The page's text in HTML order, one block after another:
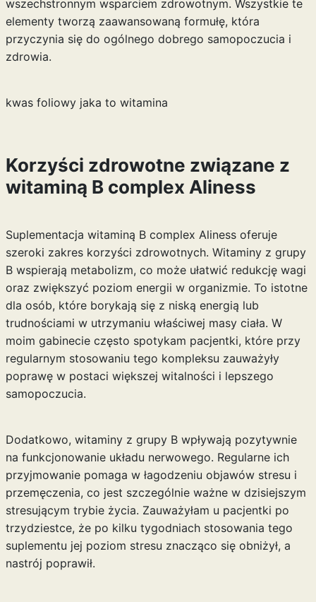
wszechstronnym wsparciem zdrowotnym. Wszystkie te
elementy tworzą zaawansowaną formułę, która
przyczynia się do ogólnego dobrego samopoczucia i
zdrowia.
kwas foliowy jaka to witamina
Korzyści zdrowotne związane z
witaminą B complex Aliness
Suplementacja witaminą B complex Aliness oferuje
szeroki zakres korzyści zdrowotnych. Witaminy z grupy
B wspierają metabolizm, co może ułatwić redukcję wagi
oraz zwiększyć poziom energii w organizmie. To istotne
dla osób, które borykają się z niską energią lub
trudnościami w utrzymaniu właściwej masy ciała. W
moim gabinecie często spotykam pacjentki, które przy
regularnym stosowaniu tego kompleksu zauważyły
poprawę w postaci większej witalności i lepszego
samopoczucia.
Dodatkowo, witaminy z grupy B wpływają pozytywnie
na funkcjonowanie układu nerwowego. Regularne ich
przyjmowanie pomaga w łagodzeniu objawów stresu i
przemęczenia, co jest szczególnie ważne w dzisiejszym
stresującym trybie życia. Zauważyłam u pacjentki po
trzydziestce, że po kilku tygodniach stosowania tego
suplementu jej poziom stresu znacząco się obniżył, a
nastrój poprawił.